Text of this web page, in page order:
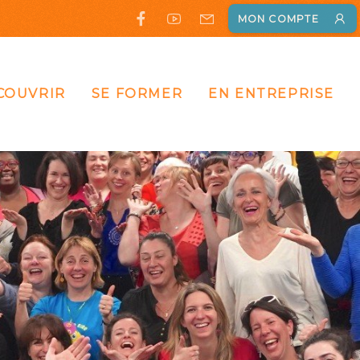
MON COMPTE
SE FORMER EN ENTREPRISE